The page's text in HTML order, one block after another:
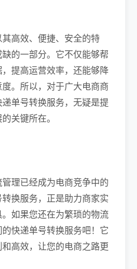
其高效、便捷、安全的特
的一部分。它不仅能够帮
提高运营效率，还能够降
。所以，对于广大电商商
单号转换服务，无疑是提
关键所在。
理已经成为电商竞争中的
换服务，正是助力商家实
如果您还在为繁琐的物流
快递单号转换服务吧！它
高效，让您的电商之路更